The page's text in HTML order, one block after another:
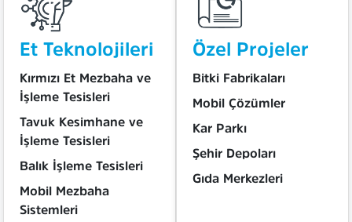
Et Teknolojileri
Kırmızı Et Mezbaha ve
İşleme Tesisleri
Tavuk Kesimhane ve
İşleme Tesisleri
Balık İşleme Tesisleri
Mobil Mezbaha
Sistemleri
Özel Projeler
Bitki Fabrikaları
Mobil Çözümler
Kar Parkı
Şehir Depoları
Gıda Merkezleri